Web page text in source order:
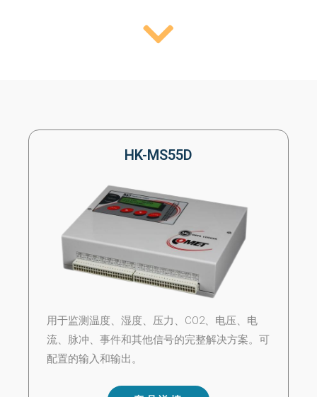
HK-MS55D
用于监测温度、湿度、压力、CO2、电压、电
流、脉冲、事件和其他信号的完整解决方案。可
配置的输入和输出。